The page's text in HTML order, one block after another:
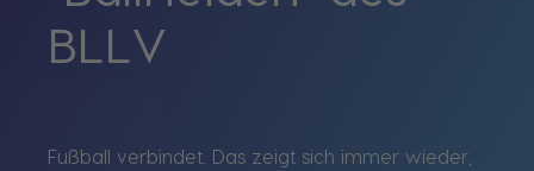
BLLV
Fußball verbindet. Das zeigt sich immer wieder,